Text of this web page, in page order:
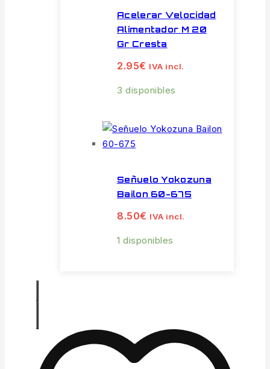
Acelerar Velocidad
Alimentador M 20
Gr Cresta
2.95€ IVA incl.
3 disponibles
Señuelo Yokozuna
Bailon 60-675
8.50€ IVA incl.
1 disponibles